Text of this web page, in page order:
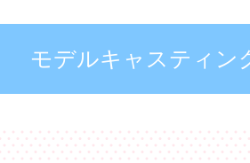
モデルキャスティン